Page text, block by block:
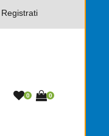
Registrati
0 0